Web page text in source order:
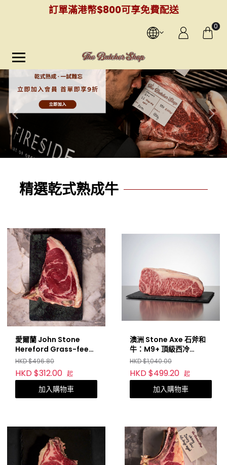
訂單滿港幣$800可享免費配送
0
精選乾式熟成牛
愛爾蘭 John Stone
Hereford Grass-feed
(Ireland)
HKD $496.80
HKD $312.00 起
加入購物車
澳洲 Stone Axe 石斧和
牛：M9+ 頂級西冷
(Stone Axe Full Blood
Wagyu M9+ Striploin)
HKD $1,040.00
HKD $499.20 起
加入購物車